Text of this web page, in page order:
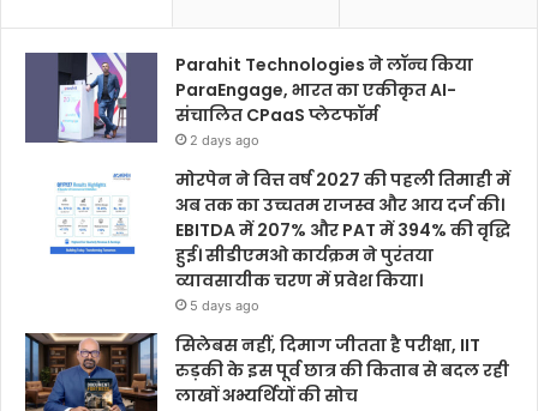
Parahit Technologies ने लॉन्च किया
ParaEngage, भारत का एकीकृत AI-
संचालित CPaaS प्लेटफॉर्म
2 days ago
मोरपेन ने वित्त वर्ष 2027 की पहली तिमाही में
अब तक का उच्चतम राजस्व और आय दर्ज की।
EBITDA में 207% और PAT में 394% की वृद्धि
हुई। सीडीएमओ कार्यक्रम ने पुरंतया
व्यावसायीक चरण में प्रवेश किया।
5 days ago
सिलेबस नहीं, दिमाग जीतता है परीक्षा, IIT
रुड़की के इस पूर्व छात्र की किताब से बदल रही
लाखों अभ्यर्थियों की सोच